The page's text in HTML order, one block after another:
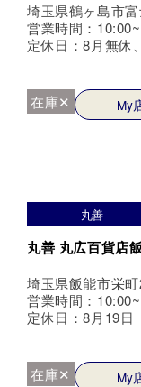
埼玉県鶴ヶ島市
営業時間：
定休日：8月無休
在庫✕ My
丸善
丸善 丸広百貨店
埼玉県飯能市栄
営業時間：
定休日：8月19日
在庫✕ My